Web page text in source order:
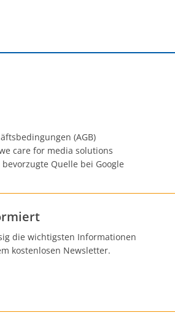
(AGB)
care for media solutions
bevorzugte Quelle bei Google
die wichtigsten Informationen
kostenlosen Newsletter.